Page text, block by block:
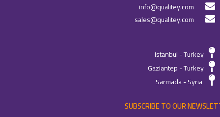
info@qualitey.com
sales@qualitey.com
Istanbul - Turkey
Gaziantep - Turkey
Sarmada - Syria
SUBSCRIBE TO OUR